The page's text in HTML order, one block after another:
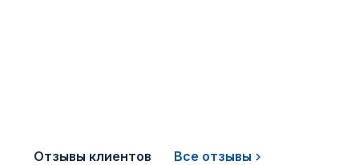
Отзывы клиентов Все отзывы